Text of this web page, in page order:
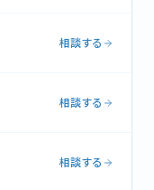
相談する
相談する
相談する